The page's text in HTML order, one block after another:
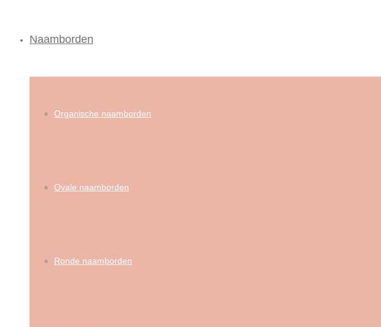
Naamborden
Organische naamborden
Ovale naamborden
Ronde naamborden